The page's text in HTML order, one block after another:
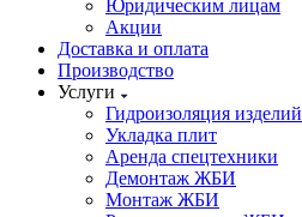
Юридическим лицам
Акции
Доставка и оплата
Производство
Услуги
Гидроизоляция изделий
Укладка плит
Аренда спецтехники
Демонтаж ЖБИ
Монтаж ЖБИ